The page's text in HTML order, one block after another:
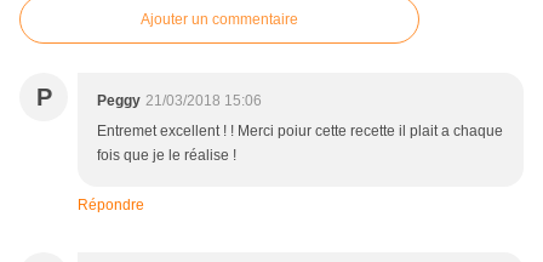
Ajouter un commentaire
P Peggy 21/03/2018 15:06
Entremet excellent ! ! Merci poiur cette recette il plait a chaque
fois que je le réalise !
Répondre